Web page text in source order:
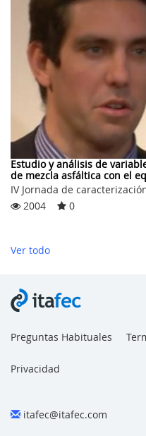
Estudio y análisis de
de mezcla asfáltica con el
IV Jornada de
2004
0
Ver todo
Preguntas Habituales
Privacidad
itafec@itafec.com